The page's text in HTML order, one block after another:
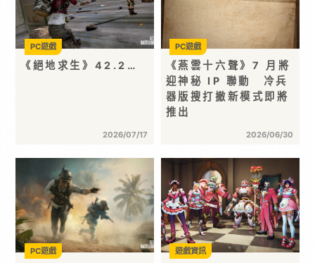
《絕地求生》42.2…
2026/07/17
PC遊戲
《燕雲十六聲》7 月將
迎神秘 IP 聯動 冷兵
器版搜打撤新模式即將
推出
2026/06/30
PC遊戲
PC遊戲 遊戲資訊